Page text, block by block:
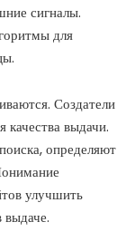
сигналы.
для
Создатели
выдачи.
определяют
улучшить
выдаче.